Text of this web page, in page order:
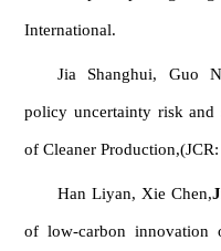
International.
Jia Shanghui, Guo
policy uncertainty risk
of Cleaner Production
Han Liyan, Xie Chen,
of low-carbon innovation